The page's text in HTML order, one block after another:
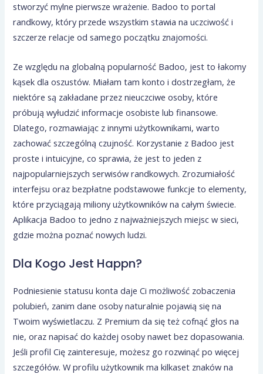
stworzyć mylne pierwsze wrażenie. Badoo to portal
randkowy, który przede wszystkim stawia na uczciwość i
szczerze relacje od samego początku znajomości.
Ze względu na globalną popularność Badoo, jest to łakomy
kąsek dla oszustów. Miałam tam konto i dostrzegłam, że
niektóre są zakładane przez nieuczciwe osoby, które
próbują wyłudzić informacje osobiste lub finansowe.
Dlatego, rozmawiając z innymi użytkownikami, warto
zachować szczególną czujność. Korzystanie z Badoo jest
proste i intuicyjne, co sprawia, że jest to jeden z
najpopularniejszych serwisów randkowych. Zrozumiałość
interfejsu oraz bezpłatne podstawowe funkcje to elementy,
które przyciągają miliony użytkowników na całym świecie.
Aplikacja Badoo to jedno z najważniejszych miejsc w sieci,
gdzie można poznać nowych ludzi.
Dla Kogo Jest Happn?
Podniesienie statusu konta daje Ci możliwość zobaczenia
polubień, zanim dane osoby naturalnie pojawią się na
Twoim wyświetlaczu. Z Premium da się też cofnąć głos na
nie, oraz napisać do każdej osoby nawet bez dopasowania.
Jeśli profil Cię zainteresuje, możesz go rozwinąć po więcej
szczegółów. W profilu użytkownik ma kilkaset znaków na